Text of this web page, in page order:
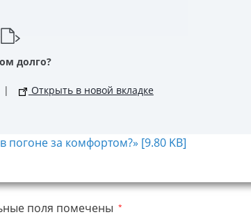
долго?
| Открыть в новой вкладке
погоне за комфортом?» [9.80 KB]
поля помечены *